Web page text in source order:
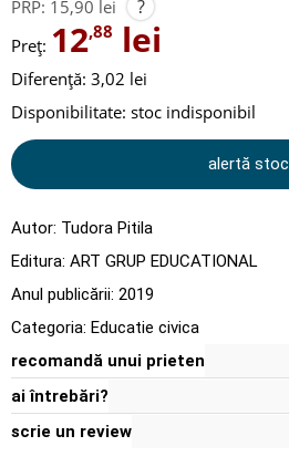
PRP: 15,90 lei ?
Preț: 12,88 lei
Diferență: 3,02 lei
Disponibilitate: stoc indisponibil
alertă stoc
Autor: Tudora Pitila
Editura: ART GRUP EDUCATIONAL
Anul publicării: 2019
Categoria: Educatie civica
recomandă unui prieten
ai întrebări?
scrie un review